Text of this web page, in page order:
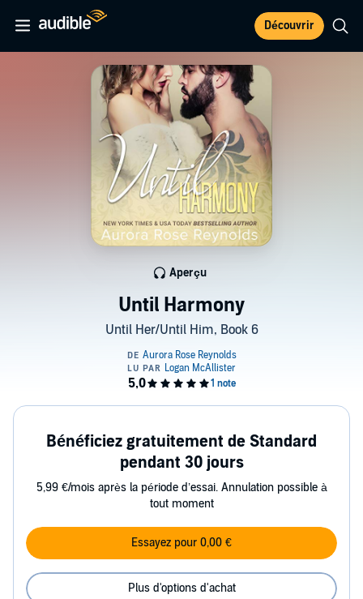
Découvrir
Until Harmony
Until Her/Until Him, Book 6
Aperçu
Bénéficiez gratuitement de Standard
pendant 30 jours
5,99 €/mois après la période d’essai. Annulation possible à
tout moment
Essayez pour 0,00 €
Plus d'options d'achat